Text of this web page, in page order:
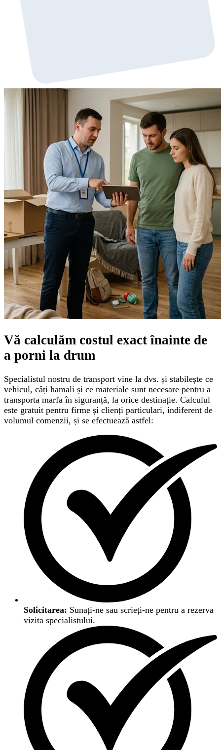
Vă calculăm costul exact înainte de
a porni la drum
Specialistul nostru de transport vine la dvs. și stabilește ce
vehicul, câți hamali și ce materiale sunt necesare pentru a
transporta marfa în siguranță, la orice destinație. Calculul
este gratuit pentru firme și clienți particulari, indiferent de
volumul comenzii, și se efectuează astfel:
Solicitarea: Sunați-ne sau scrieți-ne pentru a rezerva
vizita specialistului.